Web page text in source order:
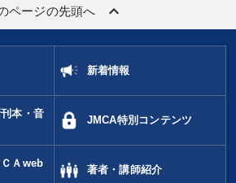
ページの先頭へ keyboard_arrow_up
新着情報
本・音
JMCA特別コンテンツ
Ａweb
著者・講師紹介